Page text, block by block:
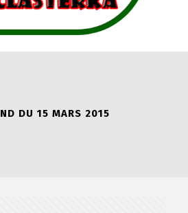
DU 15 MARS 2015